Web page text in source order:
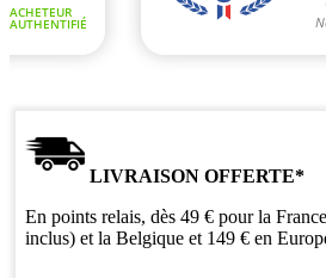
LIVRAISON OFFERTE*
En points relais, dès 49 € pour la
inclus) et la Belgique et 149 € en